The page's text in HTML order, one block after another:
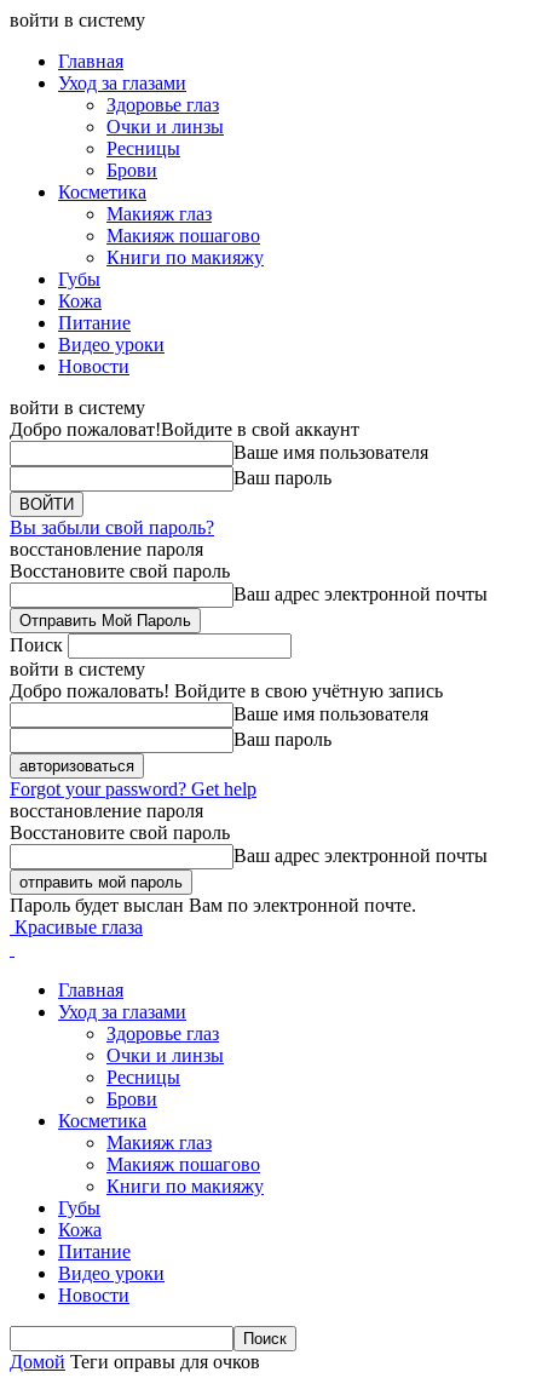
войти в систему
Главная
Уход за глазами
Здоровье глаз
Очки и линзы
Ресницы
Брови
Косметика
Макияж глаз
Макияж пошагово
Книги по макияжу
Губы
Кожа
Питание
Видео уроки
Новости
войти в систему
Добро пожаловат!Войдите в свой аккаунт
Ваше имя пользователя
Ваш пароль
Вы забыли свой пароль?
восстановление пароля
Восстановите свой пароль
Ваш адрес электронной почты
Поиск
войти в систему
Добро пожаловать! Войдите в свою учётную запись
Ваше имя пользователя
Ваш пароль
Forgot your password? Get help
восстановление пароля
Восстановите свой пароль
Ваш адрес электронной почты
Пароль будет выслан Вам по электронной почте.
Красивые глаза
Главная
Уход за глазами
Здоровье глаз
Очки и линзы
Ресницы
Брови
Косметика
Макияж глаз
Макияж пошагово
Книги по макияжу
Губы
Кожа
Питание
Видео уроки
Новости
Домой Теги оправы для очков